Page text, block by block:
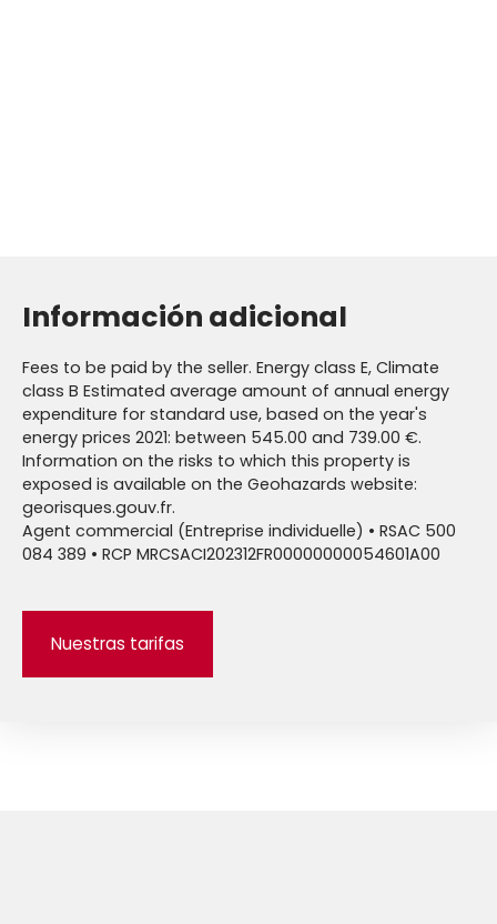
Información adicional
Fees to be paid by the seller. Energy class E, Climate
class B Estimated average amount of annual energy
expenditure for standard use, based on the year's
energy prices 2021: between 545.00 and 739.00 €.
Information on the risks to which this property is
exposed is available on the Geohazards website:
georisques.gouv.fr.
Agent commercial (Entreprise individuelle) • RSAC 500
084 389 • RCP MRCSACI202312FR00000000054601A00
Nuestras tarifas